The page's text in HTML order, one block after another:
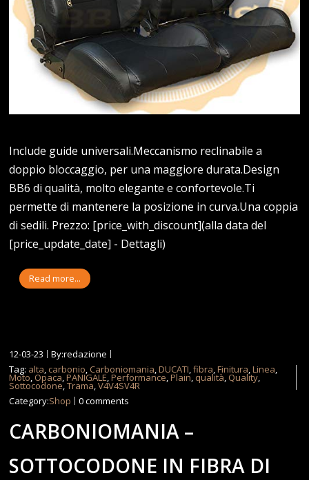
Include guide universali.Meccanismo reclinabile a
doppio bloccaggio, per una maggiore durata.Design
BB6 di qualità, molto elegante e confortevole.Ti
permette di mantenere la posizione in curva.Una coppia
di sedili. Prezzo: [price_with_discount](alla data del
[price_update_date] - Dettagli)
Read more...
12-03-23
By:redazione
Tag: alta, carbonio, Carboniomania,DUCATI,fibra,Finitura,Linea,
Moto, Opaca,PANIGALE,Performance,Plain, qualità, Quality,
Sottocodone,Trama,V4V4SV4R
Category:Shop 0 comments
CARBONIOMANIA –
SOTTOCODONE IN FIBRA DI